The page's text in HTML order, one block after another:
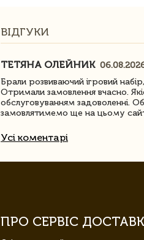
ВІДГУКИ
ТЕТЯНА ОЛЕЙНИК
Брали розвиваючий ігровий
Отримали замовлення вчасно.
обслуговуванням задоволенні.
замовлятимемо ще на цьому
Усі коментарі
ПРО СЕРВІС